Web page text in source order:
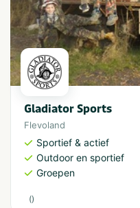
Gladiator Sports
Flevoland
Sportief & actief
Outdoor en sportief
Groepen
()